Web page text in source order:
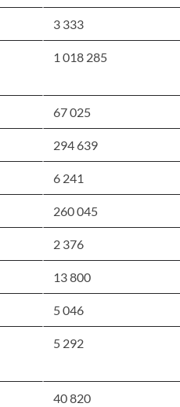
3 333
1 018 285
67 025
294 639
6 241
260 045
2 376
13 800
5 046
5 292
40 820